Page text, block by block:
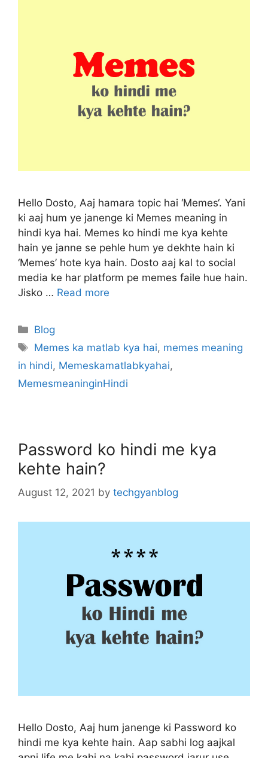
Hello Dosto, Aaj hamara topic hai ‘Memes‘. Yani
ki aaj hum ye janenge ki Memes meaning in
hindi kya hai. Memes ko hindi me kya kehte
hain ye janne se pehle hum ye dekhte hain ki
‘Memes’ hote kya hain. Dosto aaj kal to social
media ke har platform pe memes faile hue hain.
Jisko … Read more
Categories
Blog
Tags
Memes ka matlab kya hai, memes meaning
in hindi, Memeskamatlabkyahai,
MemesmeaninginHindi
Password ko hindi me kya
kehte hain?
August 12, 2021 by techgyanblog
Hello Dosto, Aaj hum janenge ki Password ko
hindi me kya kehte hain. Aap sabhi log aajkal